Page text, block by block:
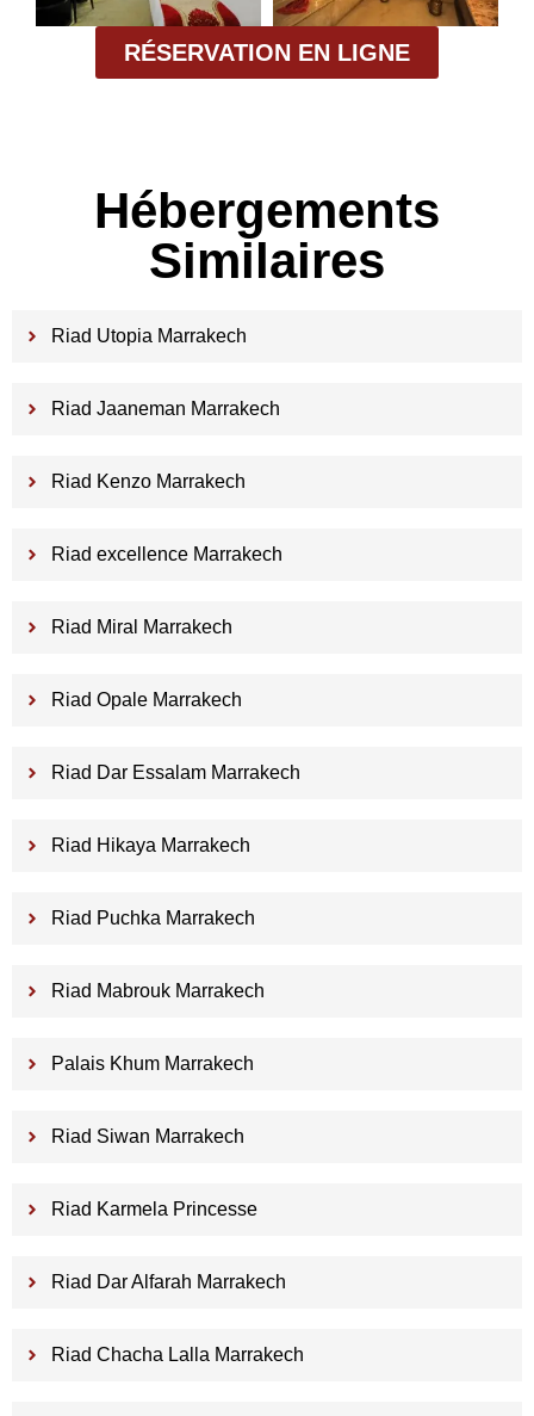
RÉSERVATION EN LIGNE
Hébergements
Similaires
Riad Utopia Marrakech
Riad Jaaneman Marrakech
Riad Kenzo Marrakech
Riad excellence Marrakech
Riad Miral Marrakech
Riad Opale Marrakech
Riad Dar Essalam Marrakech
Riad Hikaya Marrakech
Riad Puchka Marrakech
Riad Mabrouk Marrakech
Palais Khum Marrakech
Riad Siwan Marrakech
Riad Karmela Princesse
Riad Dar Alfarah Marrakech
Riad Chacha Lalla Marrakech